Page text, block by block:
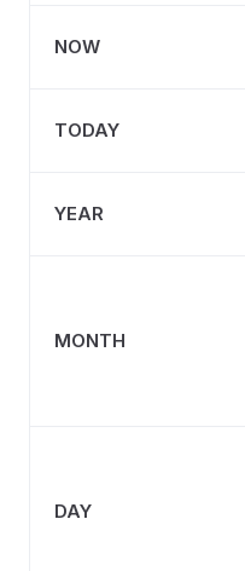
NOW
TODAY
YEAR
MONTH
DAY